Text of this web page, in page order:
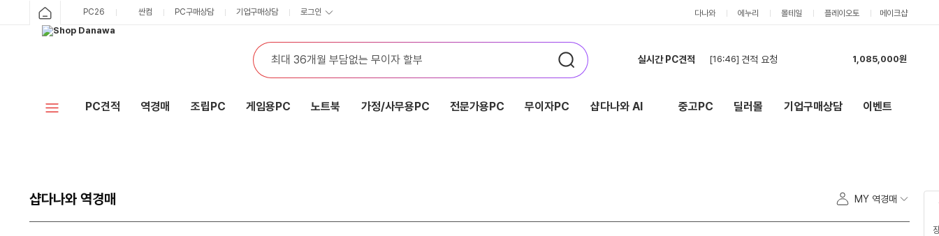
PC26 싼컴 PC구매상담 기업구매상담 로그인 다나와 에누리 몰테일 플레이오토 메이크샵
실시간 PC견적 [16:46] 견적 요청
1,085,000원
[16:43] 빠르게
891,000원
2,139,000원
[16:02]
견적부탁드립니다 AI(스테이블 디퓨전 등)로 동영상 뽑아내기, 3d 라이노 렌더링, 3,671,000원
PC견적 역경매 조립PC 게임용PC 노트북 가정/사무용PC 전문가용PC 무이자PC 샵다나와 AI 중고PC 딜러몰 기업구매상담 이벤트
샵다나와 역경매 MY 역경매